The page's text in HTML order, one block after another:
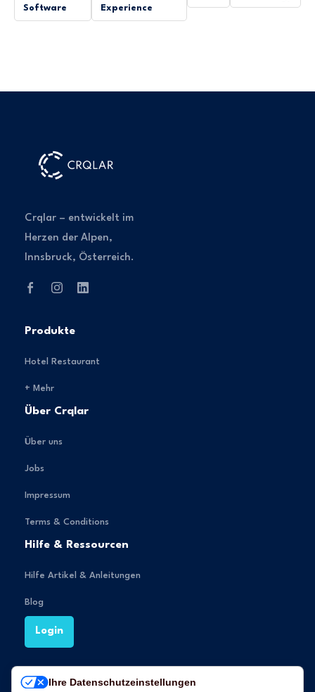
Software
Experience
Crqlar – entwickelt im
Herzen der Alpen,
Innsbruck, Österreich.
Produkte
Hotel Restaurant
+ Mehr
Über Crqlar
Über uns
Jobs
Impressum
Terms & Conditions
Hilfe & Ressourcen
Hilfe Artikel & Anleitungen
Blog
Login
Ihre Datenschutzeinstellungen